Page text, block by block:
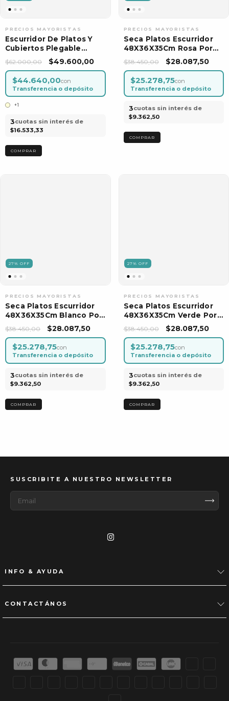
Escurridor De Platos Y
Cubiertos Plegable
Secaplatos
$62.000,00 $49.600,00
$44.640,00con
Transferencia o depósito
+1
3cuotas sin interés de
$16.533,33
COMPRAR
Seca Platos Escurridor
48X36X35Cm Rosa Por
Unidad
$38.450,00 $28.087,50
$25.278,75con
Transferencia o depósito
3cuotas sin interés de
$9.362,50
27% OFF
Seca Platos Escurridor
48X36X35Cm Blanco Por
Unidad
$38.450,00 $28.087,50
$25.278,75con
Transferencia o depósito
3cuotas sin interés de
$9.362,50
27% OFF
Seca Platos Escurridor
48X36X35Cm Verde Por
Unidad
$38.450,00 $28.087,50
$25.278,75con
Transferencia o depósito
3cuotas sin interés de
$9.362,50
SUSCRIBITE A NUESTRO NEWSLETTER
INFO & AYUDA
CONTACTÁNOS